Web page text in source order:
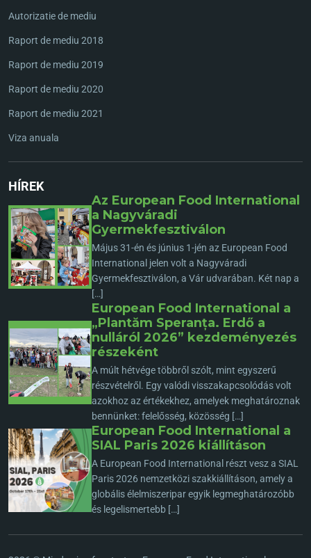
Autorizatie de mediu
Raport de mediu 2018
Raport de mediu 2019
Raport de mediu 2020
Raport de mediu 2021
Viza anuala
HÍREK
Az European Food International
a Nagyváradi
Gyermekfesztiválon
Május 31-én és június 1-jén az European Food
International jelen volt a Nagyváradi
Gyermekfesztiválon, a Vár udvarában. Két nap a
[…]
European Food International a
„Plantăm Speranța. Erdő a
nulláról 2026” kezdeményezés
részeként
A múlt hétvége többről szólt, mint egyszerű
részvételről. Egy valódi visszakapcsolódás volt
azokhoz az értékekhez, amelyek meghatároznak
bennünket: felelősség, közösség […]
European Food International a
SIAL Paris 2026 kiállításon
A European Food International részt vesz a SIAL
Paris 2026 nemzetközi szakkiállításon, amely a
globális élelmiszeripar egyik legmeghatározóbb
és legelismertebb […]